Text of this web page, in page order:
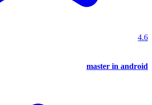
4.6
master in android